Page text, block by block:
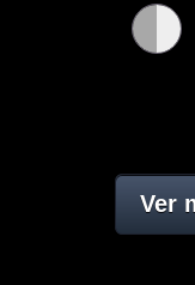
Ver